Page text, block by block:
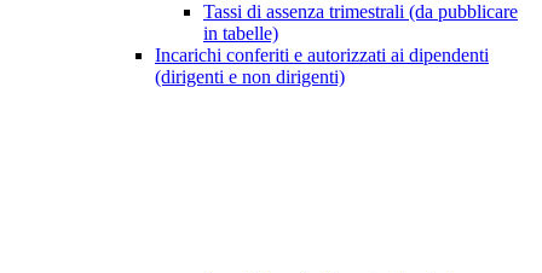
Tassi di assenza trimestrali (da pubblicare
in tabelle)
Incarichi conferiti e autorizzati ai dipendenti
(dirigenti e non dirigenti)